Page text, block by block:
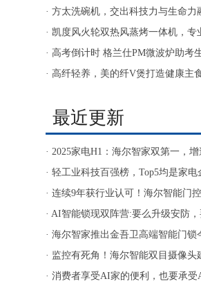
式感
· 方太洗碗机，交出科技力与生命力
· 凯度风火轮双热风蒸烤一体机，
· 高考倒计时 格兰仕PM微波炉助考
· 高纤轻养，美的纤V煲打造健康主
最近更新
· 2025家电H1：海尔智家双第一，
· 轻工业科技百强榜，Top5均是家电
· 连续9年获行业认可！海尔智能门
· AI智能锁现双阵营:要么升级安防
口
· 海尔智家推出金吾卫高端智能门锁
· 监控有死角！海尔智能双目摄像头
区
· 消费者享受AI家的便利，也要承